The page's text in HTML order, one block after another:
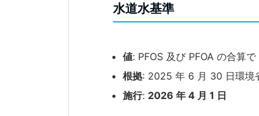
水道水基準
値: PFOS 及び PFOA の合算
根拠: 2025 年 6 月 30 日環境
施行: 2026 年 4 月 1 日